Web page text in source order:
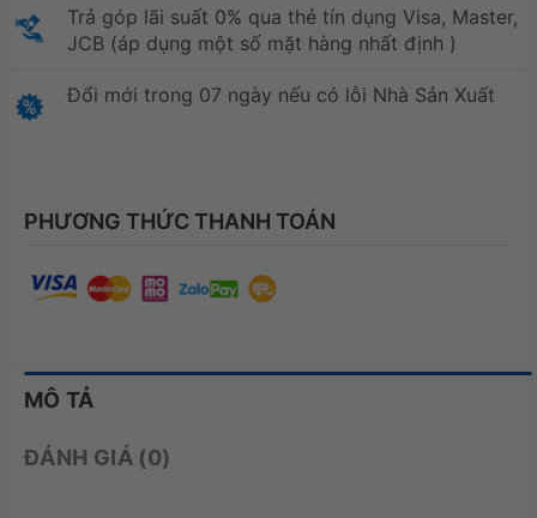
Trả góp lãi suất 0% qua thẻ tín dụng Visa, Master,
JCB (áp dụng một số mặt hàng nhất định )
Đổi mới trong 07 ngày nếu có lỗi Nhà Sản Xuất
PHƯƠNG THỨC THANH TOÁN
MÔ TẢ
ĐÁNH GIÁ (0)